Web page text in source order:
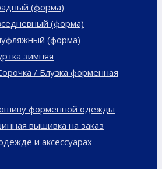
(форма)
(форма)
(форма)
зимняя
/ Блузка форменная
форменной одежды
вышивка на заказ
и аксессуарах